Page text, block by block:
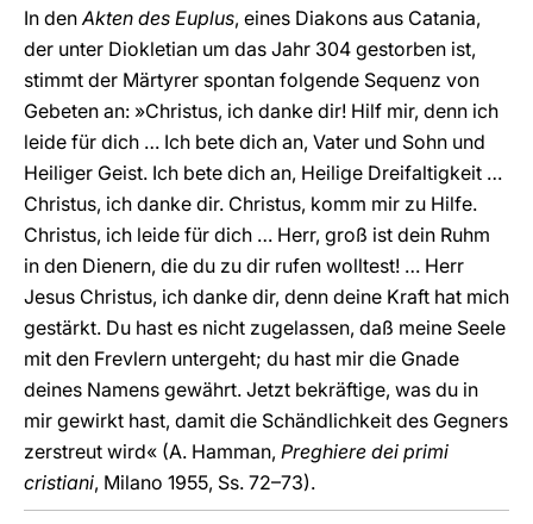
In denAkten des Euplus, eines Diakons aus Catania,
der unter Diokletian um das Jahr 304 gestorben ist,
stimmt der Märtyrer spontan folgende Sequenz von
Gebeten an: »Christus, ich danke dir! Hilf mir, denn ich
leide für dich … Ich bete dich an, Vater und Sohn und
Heiliger Geist. Ich bete dich an, Heilige Dreifaltigkeit …
Christus, ich danke dir. Christus, komm mir zu Hilfe.
Christus, ich leide für dich … Herr, groß ist dein Ruhm
in den Dienern, die du zu dir rufen wolltest! … Herr
Jesus Christus, ich danke dir, denn deine Kraft hat mich
gestärkt. Du hast es nicht zugelassen, daß meine Seele
mit den Frevlern untergeht; du hast mir die Gnade
deines Namens gewährt. Jetzt bekräftige, was du in
mir gewirkt hast, damit die Schändlichkeit des Gegners
zerstreut wird« (A. Hamman, Preghiere dei primi
cristiani, Milano 1955, Ss. 72–73).